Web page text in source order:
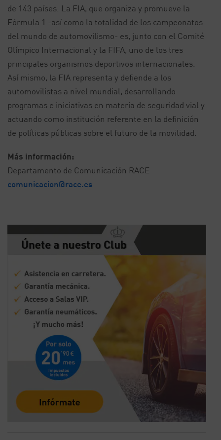
de 143 países. La FIA, que organiza y promueve la
Fórmula 1 -así como la totalidad de los campeonatos
del mundo de automovilismo- es, junto con el Comité
Olímpico Internacional y la FIFA, uno de los tres
principales organismos deportivos internacionales.
Así mismo, la FIA representa y defiende a los
automovilistas a nivel mundial, desarrollando
programas e iniciativas en materia de seguridad vial y
actuando como institución referente en la definición
de políticas públicas sobre el futuro de la movilidad.
Más información:
Departamento de Comunicación RACE
comunicacion@race.es